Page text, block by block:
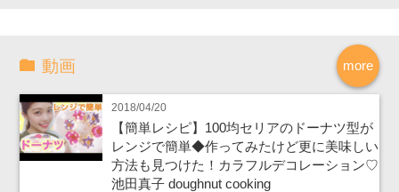
more
動画
2018/04/20
【簡単レシピ】100均セリアのドーナツ型が
レンジで簡単◆作ってみたけど更に美味しい
方法も見つけた！カラフルデコレーション♡
池田真子 doughnut cooking